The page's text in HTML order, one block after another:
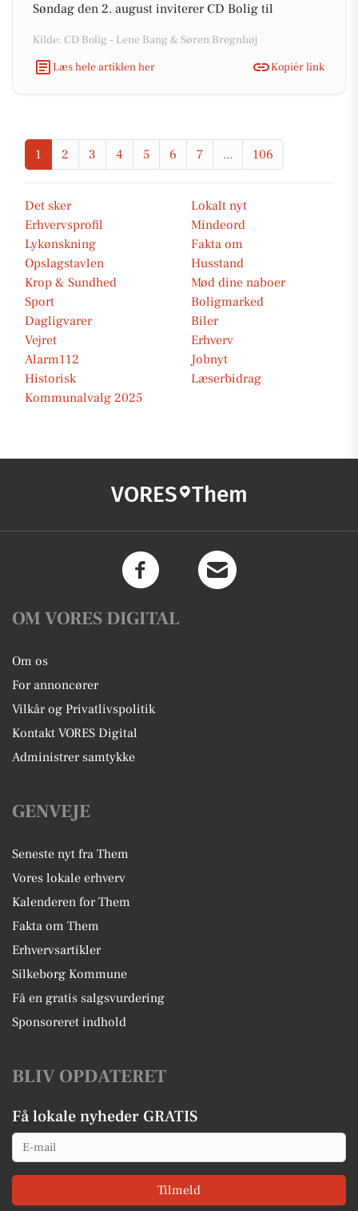
Søndag den 2. august inviterer CD Bolig til
Kilde: CD Bolig - Lene Bang & Søren Bregnhøj
Læs hele artiklen her
Kopiér link
1 2 3 4 5 6 7 ... 106
Det sker
Lokalt nyt
Erhvervsprofil
Mindeord
Lykønskning
Fakta om
Opslagstavlen
Husstand
Krop & Sundhed
Mød dine naboer
Sport
Boligmarked
Dagligvarer
Biler
Vejret
Erhverv
Alarm112
Jobnyt
Historisk
Læserbidrag
Kommunalvalg 2025
VORES Them
OM VORES DIGITAL
Om os
For annoncører
Vilkår og Privatlivspolitik
Kontakt VORES Digital
Administrer samtykke
GENVEJE
Seneste nyt fra Them
Vores lokale erhverv
Kalenderen for Them
Fakta om Them
Erhvervsartikler
Silkeborg Kommune
Få en gratis salgsvurdering
Sponsoreret indhold
BLIV OPDATERET
Få lokale nyheder GRATIS
Email
Tilmeld